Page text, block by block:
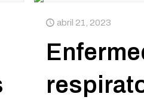
abril 21, 2023